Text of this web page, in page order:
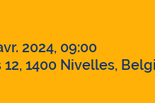
2024, 09:00
1400 Nivelles,